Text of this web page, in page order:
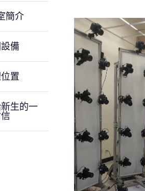
簡介
備
置
生的一